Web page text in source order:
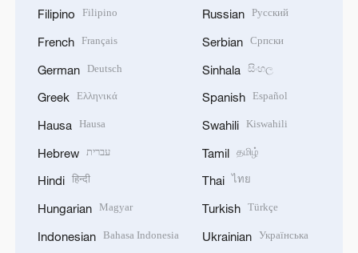
Filipino Filipino
French Français
German Deutsch
Greek Ελληνικά
Hausa Hausa
Hebrew עברית
Hindi हिन्दी
Hungarian Magyar
Indonesian Bahasa Indonesia
Russian Русский
Serbian Српски
Sinhala සිංහල
Spanish Español
Swahili Kiswahili
Tamil தமிழ்
Thai ไทย
Turkish Türkçe
Ukrainian Українська